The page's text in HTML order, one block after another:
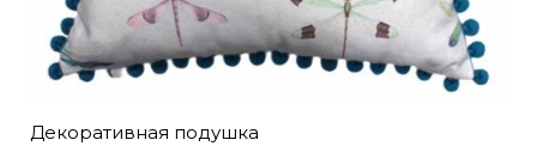
Декоративная подушка